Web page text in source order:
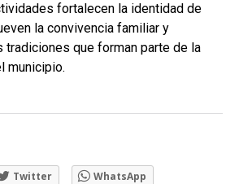
fortalecen la identidad de
la convivencia familiar y
tradiciones que forman parte de la
municipio.
Twitter WhatsApp